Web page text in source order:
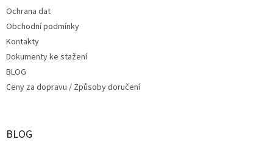
Ochrana dat
Obchodní podmínky
Kontakty
Dokumenty ke stažení
BLOG
Ceny za dopravu / Způsoby doručení
BLOG